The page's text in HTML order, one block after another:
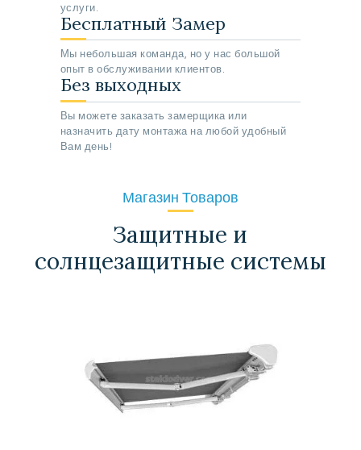
услуги.
Бесплатный Замер
Мы небольшая команда, но у нас большой
опыт в обслуживании клиентов.
Без выходных
Вы можете заказать замерщика или
назначить дату монтажа на любой удобный
Вам день!
Магазин Товаров
Защитные и
солнцезащитные системы